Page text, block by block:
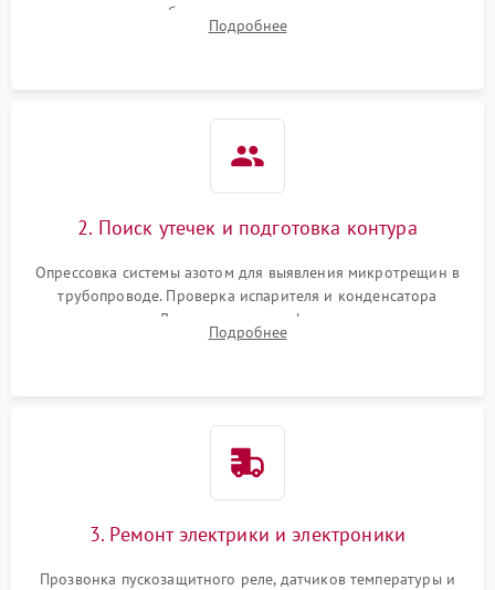
1000 ₽
1800 ₽
сопротивления обмоток мотора, проверка термостата и
считывание кодов ошибок с электронного дисплея.
Подробнее
2. Поиск утечек и подготовка контура
Опрессовка системы азотом для выявления микротрещин в
трубопроводе. Проверка испарителя и конденсатора
течеискателем. Демонтаж старого фильтра-осушителя и
продувка капиллярной трубки для устранения засоров.
Подробнее
3. Ремонт электрики и электроники
Прозвонка пускозащитного реле, датчиков температуры и